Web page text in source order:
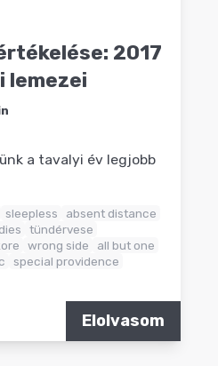
2017
lemezei
a tavalyi év legjobb
sleepless
absent distance
tündérvese
wrong side
all but one
special providence
Elolvasom